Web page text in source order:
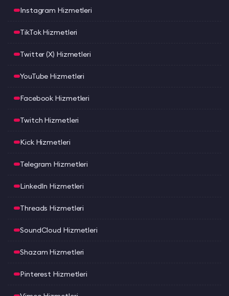
Instagram Hizmetleri
TikTok Hizmetleri
Twitter (X) Hizmetleri
YouTube Hizmetleri
Facebook Hizmetleri
Twitch Hizmetleri
Kick Hizmetleri
Telegram Hizmetleri
LinkedIn Hizmetleri
Threads Hizmetleri
SoundCloud Hizmetleri
Shazam Hizmetleri
Pinterest Hizmetleri